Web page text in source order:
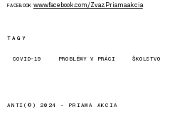
FACEBOOK www.facebook.com/Zvaz.Priama.akcia
TAGY
COVID-19 PROBLÉMY V PRÁCI ŠKOLSTVO
ANTI(©) 2024 - PRIAMA AKCIA